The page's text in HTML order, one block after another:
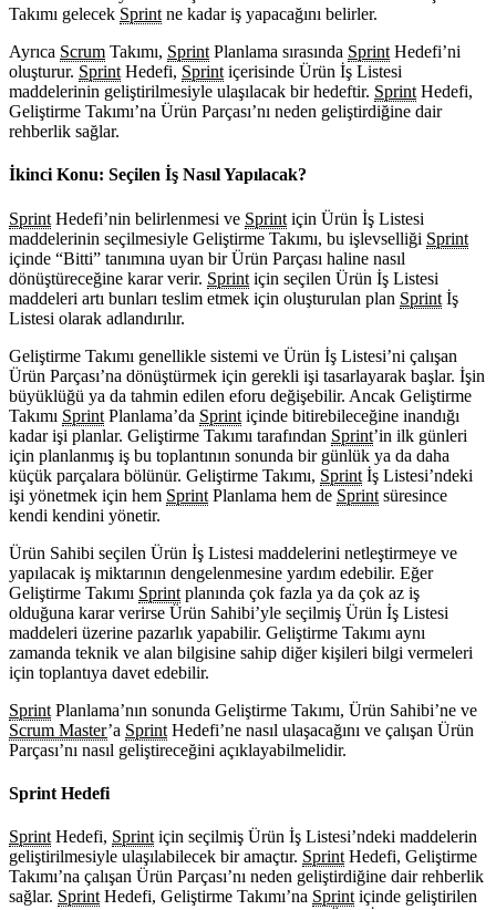
Takımı gelecek Sprint ne kadar iş yapacağını belirler.
Ayrıca Scrum Takımı, Sprint Planlama sırasında Sprint Hedefi’ni
oluşturur. Sprint Hedefi, Sprint içerisinde Ürün İş Listesi
maddelerinin geliştirilmesiyle ulaşılacak bir hedeftir. Sprint Hedefi,
Geliştirme Takımı’na Ürün Parçası’nı neden geliştirdiğine dair
rehberlik sağlar.
İkinci Konu: Seçilen İş Nasıl Yapılacak?
Sprint Hedefi’nin belirlenmesi ve Sprint için Ürün İş Listesi
maddelerinin seçilmesiyle Geliştirme Takımı, bu işlevselliği Sprint
içinde “Bitti” tanımına uyan bir Ürün Parçası haline nasıl
dönüştüreceğine karar verir. Sprint için seçilen Ürün İş Listesi
maddeleri artı bunları teslim etmek için oluşturulan plan Sprint İş
Listesi olarak adlandırılır.
Geliştirme Takımı genellikle sistemi ve Ürün İş Listesi’ni çalışan
Ürün Parçası’na dönüştürmek için gerekli işi tasarlayarak başlar. İşin
büyüklüğü ya da tahmin edilen eforu değişebilir. Ancak Geliştirme
Takımı Sprint Planlama’da Sprint içinde bitirebileceğine inandığı
kadar işi planlar. Geliştirme Takımı tarafından Sprint’in ilk günleri
için planlanmış iş bu toplantının sonunda bir günlük ya da daha
küçük parçalara bölünür. Geliştirme Takımı, Sprint İş Listesi’ndeki
işi yönetmek için hem Sprint Planlama hem de Sprint süresince
kendi kendini yönetir.
Ürün Sahibi seçilen Ürün İş Listesi maddelerini netleştirmeye ve
yapılacak iş miktarının dengelenmesine yardım edebilir. Eğer
Geliştirme Takımı Sprint planında çok fazla ya da çok az iş
olduğuna karar verirse Ürün Sahibi’yle seçilmiş Ürün İş Listesi
maddeleri üzerine pazarlık yapabilir. Geliştirme Takımı aynı
zamanda teknik ve alan bilgisine sahip diğer kişileri bilgi vermeleri
için toplantıya davet edebilir.
Sprint Planlama’nın sonunda Geliştirme Takımı, Ürün Sahibi’ne ve
Scrum Master’a Sprint Hedefi’ne nasıl ulaşacağını ve çalışan Ürün
Parçası’nı nasıl geliştireceğini açıklayabilmelidir.
Sprint Hedefi
Sprint Hedefi, Sprint için seçilmiş Ürün İş Listesi’ndeki maddelerin
geliştirilmesiyle ulaşılabilecek bir amaçtır. Sprint Hedefi, Geliştirme
Takımı’na çalışan Ürün Parçası’nı neden geliştirdiğine dair rehberlik
sağlar. Sprint Hedefi, Geliştirme Takımı’na Sprint içinde geliştirilen